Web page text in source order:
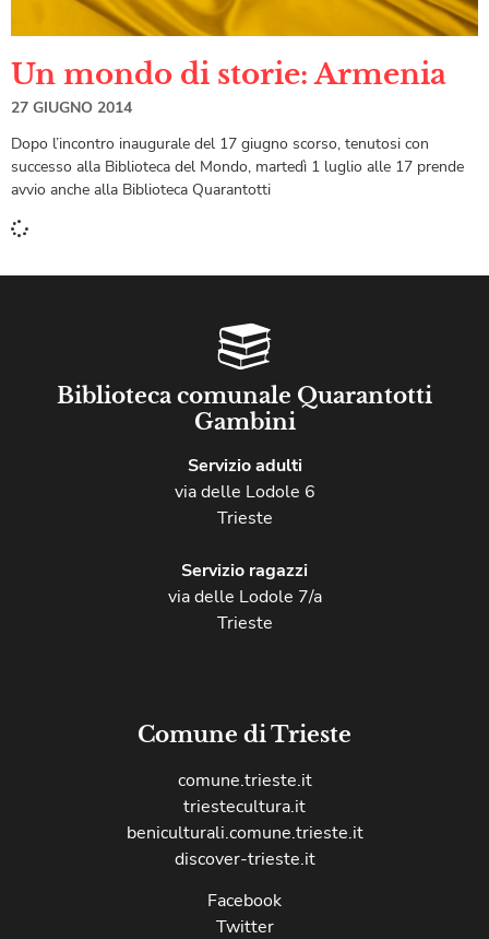
Un mondo di storie: Armenia
27 GIUGNO 2014
Dopo l’incontro inaugurale del 17 giugno scorso, tenutosi con
successo alla Biblioteca del Mondo, martedì 1 luglio alle 17 prende
avvio anche alla Biblioteca Quarantotti
Biblioteca comunale Quarantotti
Gambini
Servizio adulti
via delle Lodole 6
Trieste
Servizio ragazzi
via delle Lodole 7/a
Trieste
Comune di Trieste
comune.trieste.it
triestecultura.it
beniculturali.comune.trieste.it
discover-trieste.it
Facebook
Twitter